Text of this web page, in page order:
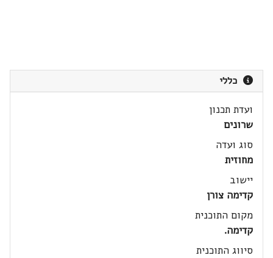
כללי
ועדת תכנון
שרונים
סוג ועדה
מחוזית
יישוב
קדימה צורן
מקום התוכנית
קדימה.
סיווג התוכנית